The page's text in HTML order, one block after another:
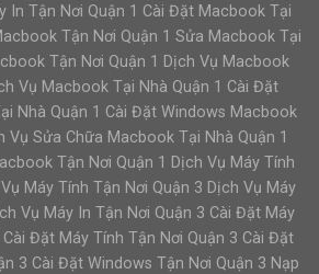
In Tận Nơi Quận 1 Cài Đặt Macbook Tại
Tận Nơi Quận 1 Sửa Macbook Tại
Tận Nơi Quận 1 Dịch Vụ Macbook
Vụ Macbook Tại Nhà Quận 1 Cài Đặt
Nhà Quận 1 Cài Đặt Windows Macbook
Vụ Sửa Chữa Macbook Tại Nhà Quận 1
Tận Nơi Quận 1 Dịch Vụ Máy Tính
Máy Tính Tận Nơi Quận 3 Dịch Vụ Máy
Vụ Máy In Tận Nơi Quận 3 Cài Đặt Máy
Đặt Máy Tính Tận Nơi Quận 3 Cài Đặt
3 Cài Đặt Windows Tận Nơi Quận 3 Nạp